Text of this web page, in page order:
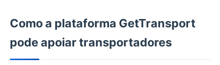
Como a plataforma GetTransport
pode apoiar transportadores